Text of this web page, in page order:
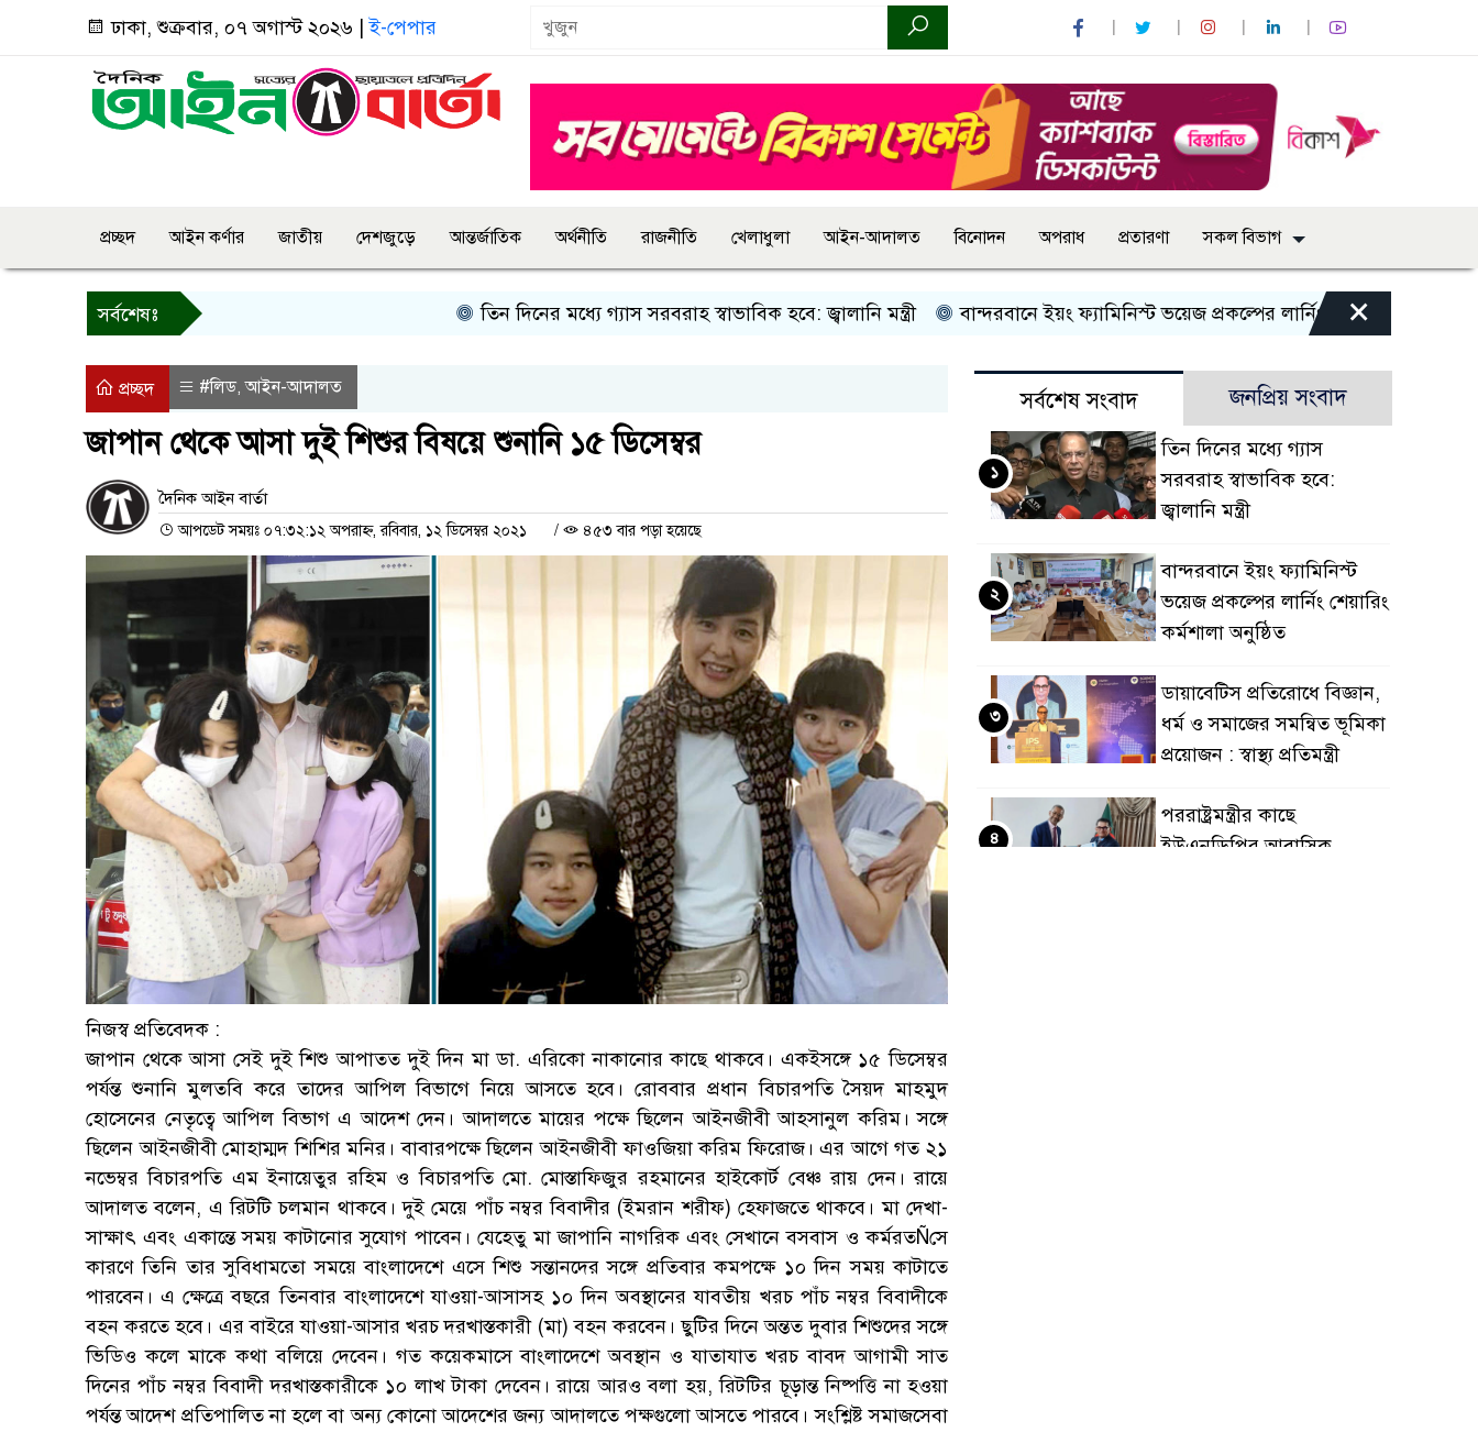
ঢাকা, শুক্রবার, ০৭ অগাস্ট ২০২৬ |ই-পেপার
প্রচ্ছদ আইন কর্ণার জাতীয় দেশজুড়ে আন্তর্জাতিক অর্থনীতি রাজনীতি খেলাধুলা আইন-আদালত বিনোদন অপরাধ প্রতারণা সকল বিভাগ
সর্বশেষঃ তিন দিনের মধ্যে গ্যাস সরবরাহ স্বাভাবিক হবে: জ্বালানি মন্ত্রী বান্দরবানে ইয়ং ফ্যামিনিস্ট ভয়েজ প্রকল্পের লার্নিং শেয়ারিং কর্মশালা অনুষ্ঠিত
×
প্রচ্ছদ #লিড,আইন-আদালত
জাপান থেকে আসা দুই শিশুর বিষয়ে শুনানি ১৫ ডিসেম্বর
দৈনিক আইন বার্তা
আপডেট সময়ঃ ০৭:৩২:১২ অপরাহ্ন, রবিবার, ১২ ডিসেম্বর ২০২১ / ৪৫৩ বার পড়া হয়েছে
নিজস্ব প্রতিবেদক :
জাপান থেকে আসা সেই দুই শিশু আপাতত দুই দিন মা ডা. এরিকো নাকানোর কাছে থাকবে। একইসঙ্গে ১৫ ডিসেম্বর
পর্যন্ত শুনানি মুলতবি করে তাদের আপিল বিভাগে নিয়ে আসতে হবে। রোববার প্রধান বিচারপতি সৈয়দ মাহমুদ
হোসেনের নেতৃত্বে আপিল বিভাগ এ আদেশ দেন। আদালতে মায়ের পক্ষে ছিলেন আইনজীবী আহসানুল করিম। সঙ্গে
ছিলেন আইনজীবী মোহাম্মদ শিশির মনির। বাবারপক্ষে ছিলেন আইনজীবী ফাওজিয়া করিম ফিরোজ। এর আগে গত ২১
নভেম্বর বিচারপতি এম ইনায়েতুর রহিম ও বিচারপতি মো. মোস্তাফিজুর রহমানের হাইকোর্ট বেঞ্চ রায় দেন। রায়ে
আদালত বলেন, এ রিটটি চলমান থাকবে। দুই মেয়ে পাঁচ নম্বর বিবাদীর (ইমরান শরীফ) হেফাজতে থাকবে। মা দেখা-
সাক্ষাৎ এবং একান্তে সময় কাটানোর সুযোগ পাবেন। যেহেতু মা জাপানি নাগরিক এবং সেখানে বসবাস ও কর্মরতÑসে
কারণে তিনি তার সুবিধামতো সময়ে বাংলাদেশে এসে শিশু সন্তানদের সঙ্গে প্রতিবার কমপক্ষে ১০ দিন সময় কাটাতে
পারবেন। এ ক্ষেত্রে বছরে তিনবার বাংলাদেশে যাওয়া-আসাসহ ১০ দিন অবস্থানের যাবতীয় খরচ পাঁচ নম্বর বিবাদীকে
বহন করতে হবে। এর বাইরে যাওয়া-আসার খরচ দরখাস্তকারী (মা) বহন করবেন। ছুটির দিনে অন্তত দুবার শিশুদের সঙ্গে
ভিডিও কলে মাকে কথা বলিয়ে দেবেন। গত কয়েকমাসে বাংলাদেশে অবস্থান ও যাতাযাত খরচ বাবদ আগামী সাত
দিনের পাঁচ নম্বর বিবাদী দরখাস্তকারীকে ১০ লাখ টাকা দেবেন। রায়ে আরও বলা হয়, রিটটির চূড়ান্ত নিষ্পত্তি না হওয়া
পর্যন্ত আদেশ প্রতিপালিত না হলে বা অন্য কোনো আদেশের জন্য আদালতে পক্ষগুলো আসতে পারবে। সংশ্লিষ্ট সমাজসেবা
সর্বশেষ সংবাদ জনপ্রিয় সংবাদ
তিন দিনের মধ্যে গ্যাস
সরবরাহ স্বাভাবিক হবে:
জ্বালানি মন্ত্রী
১
বান্দরবানে ইয়ং ফ্যামিনিস্ট
ভয়েজ প্রকল্পের লার্নিং শেয়ারিং
কর্মশালা অনুষ্ঠিত
২
ডায়াবেটিস প্রতিরোধে বিজ্ঞান,
ধর্ম ও সমাজের সমন্বিত ভূমিকা
প্রয়োজন : স্বাস্থ্য প্রতিমন্ত্রী
৩
পররাষ্ট্রমন্ত্রীর কা‌ছে
ইউএনডিপির আবাসিক
৪